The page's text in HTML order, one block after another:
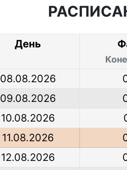
День
08.08.2026
09.08.2026
10.08.2026
11.08.2026
12.08.2026